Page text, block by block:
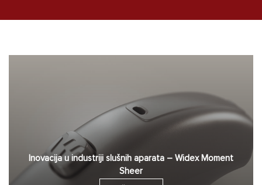
Inovacija u industriji slušnih aparata – Widex Moment
Sheer